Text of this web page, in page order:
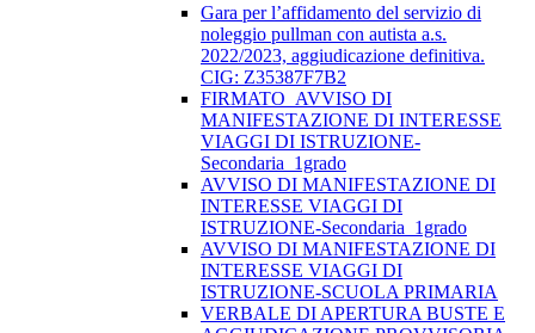
Gara per l’affidamento del servizio di
noleggio pullman con autista a.s.
2022/2023, aggiudicazione definitiva.
CIG: Z35387F7B2
FIRMATO_AVVISO DI
MANIFESTAZIONE DI INTERESSE
VIAGGI DI ISTRUZIONE-
Secondaria_1grado
AVVISO DI MANIFESTAZIONE DI
INTERESSE VIAGGI DI
ISTRUZIONE-Secondaria_1grado
AVVISO DI MANIFESTAZIONE DI
INTERESSE VIAGGI DI
ISTRUZIONE-SCUOLA PRIMARIA
VERBALE DI APERTURA BUSTE E